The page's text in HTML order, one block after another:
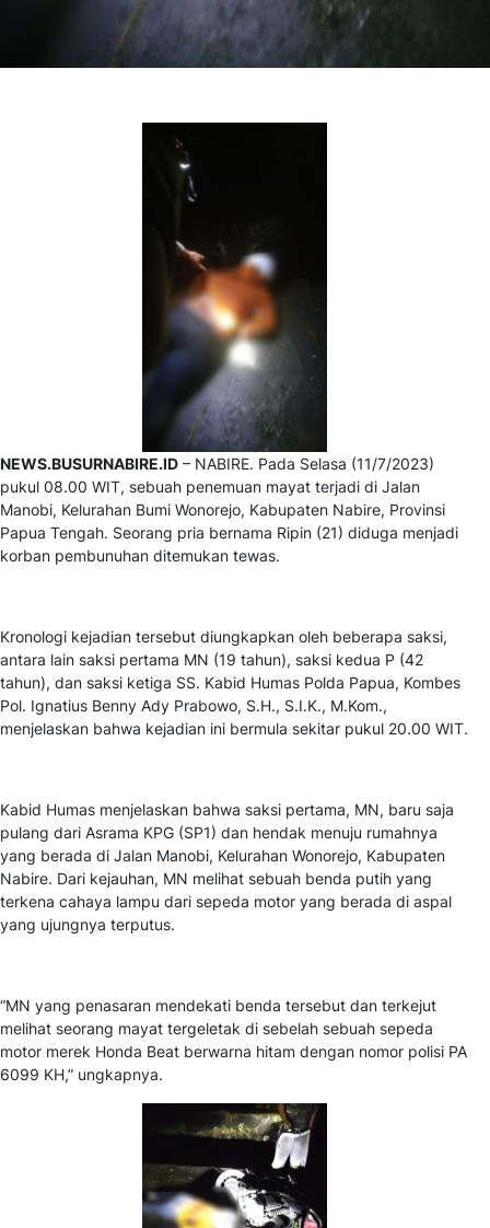
NEWS.BUSURNABIRE.ID – NABIRE. Pada Selasa (11/7/2023)
pukul 08.00 WIT, sebuah penemuan mayat terjadi di Jalan
Manobi, Kelurahan Bumi Wonorejo, Kabupaten Nabire, Provinsi
Papua Tengah. Seorang pria bernama Ripin (21) diduga menjadi
korban pembunuhan ditemukan tewas.
Kronologi kejadian tersebut diungkapkan oleh beberapa saksi,
antara lain saksi pertama MN (19 tahun), saksi kedua P (42
tahun), dan saksi ketiga SS. Kabid Humas Polda Papua, Kombes
Pol. Ignatius Benny Ady Prabowo, S.H., S.I.K., M.Kom.,
menjelaskan bahwa kejadian ini bermula sekitar pukul 20.00 WIT.
Kabid Humas menjelaskan bahwa saksi pertama, MN, baru saja
pulang dari Asrama KPG (SP1) dan hendak menuju rumahnya
yang berada di Jalan Manobi, Kelurahan Wonorejo, Kabupaten
Nabire. Dari kejauhan, MN melihat sebuah benda putih yang
terkena cahaya lampu dari sepeda motor yang berada di aspal
yang ujungnya terputus.
“MN yang penasaran mendekati benda tersebut dan terkejut
melihat seorang mayat tergeletak di sebelah sebuah sepeda
motor merek Honda Beat berwarna hitam dengan nomor polisi PA
6099 KH,” ungkapnya.